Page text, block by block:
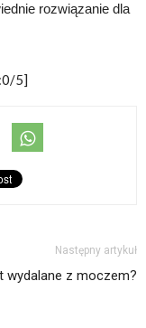
rozwiązanie dla
5]
Następny artykuł
wydalane z moczem?